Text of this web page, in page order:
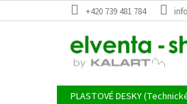
na
+420 739 481 784
PLASTOVÉ DESKY